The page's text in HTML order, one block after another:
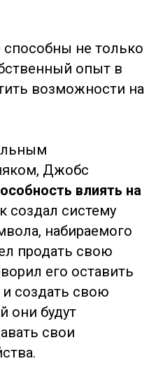
не только
опыт в
возможности на
Джобс
влиять на
создал систему
набираемого
продать свою
его оставить
и создать свою
они будут
свои